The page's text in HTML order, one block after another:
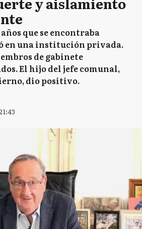
que se encontraba
en una institución privada.
de gabinete
El hijo del jefe comunal,
dio positivo.